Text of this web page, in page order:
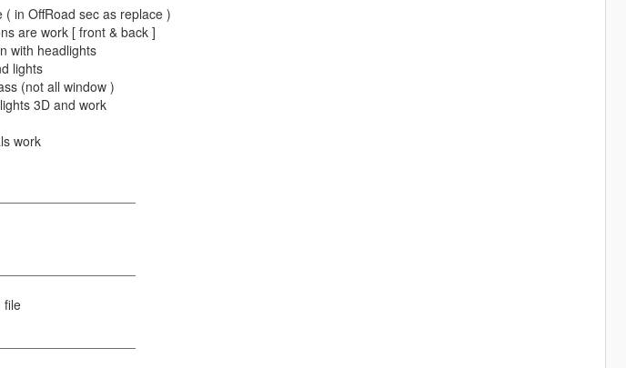
in OffRoad sec as replace )
are work [ front & back ]
with headlights
lights
(not all window )
3D and work
work
file